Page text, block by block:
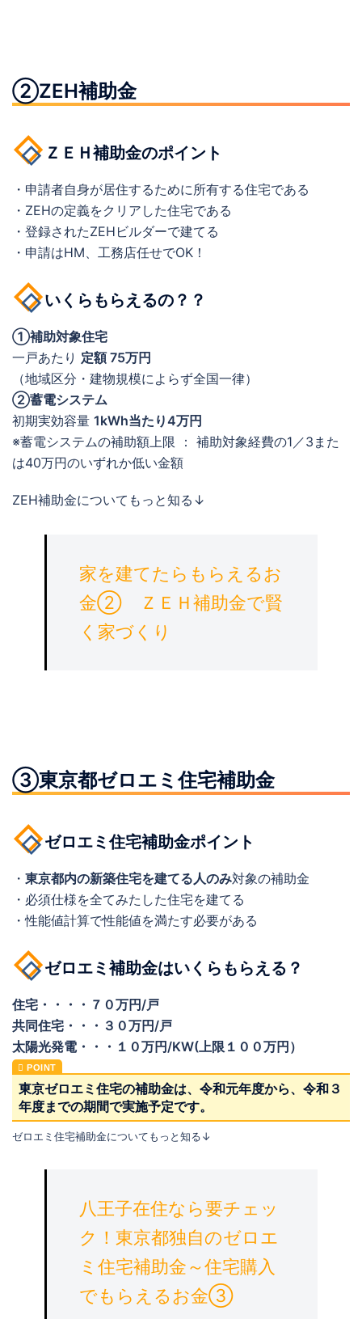
②ZEH補助金
ＺＥＨ補助金のポイント
・申請者自身が居住するために所有する住宅である
・ZEHの定義をクリアした住宅である
・登録されたZEHビルダーで建てる
・申請はHM、工務店任せでOK！
いくらもらえるの？？
①補助対象住宅
一戸あたり 定額 75万円
（地域区分・建物規模によらず全国一律）
②蓄電システム
初期実効容量 1kWh当たり4万円
※蓄電システムの補助額上限 ： 補助対象経費の1／3また
は40万円のいずれか低い金額
ZEH補助金についてもっと知る↓
家を建てたらもらえるお
金② ＺＥＨ補助金で賢
く家づくり
③東京都ゼロエミ住宅補助金
ゼロエミ住宅補助金ポイント
・ 東京都内の新築住宅を建てる人のみ対象の補助金
・必須仕様を全てみたした住宅を建てる
・性能値計算で性能値を満たす必要がある
ゼロエミ補助金はいくらもらえる？
住宅・・・・７０万円/戸
共同住宅・・・３０万円/戸
太陽光発電・・・１０万円/KW(上限１００万円）
東京ゼロエミ住宅の補助金は、令和元年度から、令和３
年度までの期間で実施予定です。
ゼロエミ住宅補助金についてもっと知る↓
八王子在住なら要チェッ
ク！東京都独自のゼロエ
ミ住宅補助金～住宅購入
でもらえるお金③